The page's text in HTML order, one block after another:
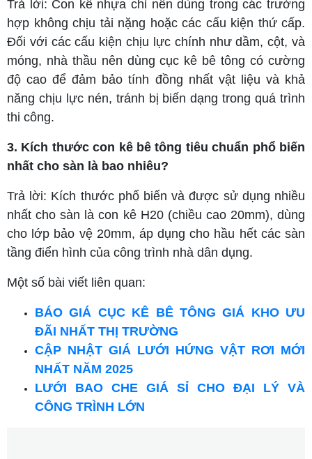
Trả lời: Con kê nhựa chỉ nên dùng trong các trường
hợp không chịu tải nặng hoặc các cấu kiện thứ cấp.
Đối với các cấu kiện chịu lực chính như dầm, cột, và
móng, nhà thầu nên dùng cục kê bê tông có cường
độ cao để đảm bảo tính đồng nhất vật liệu và khả
năng chịu lực nén, tránh bị biến dạng trong quá trình
thi công.
3. Kích thước con kê bê tông tiêu chuẩn phổ biến
nhất cho sàn là bao nhiêu?
Trả lời: Kích thước phổ biến và được sử dụng nhiều
nhất cho sàn là con kê H20 (chiều cao 20mm), dùng
cho lớp bảo vệ 20mm, áp dụng cho hầu hết các sàn
tầng điển hình của công trình nhà dân dụng.
Một số bài viết liên quan:
BÁO GIÁ CỤC KÊ BÊ TÔNG GIÁ KHO ƯU
ĐÃI NHẤT THỊ TRƯỜNG
CẬP NHẬT GIÁ LƯỚI HỨNG VẬT RƠI MỚI
NHẤT NĂM 2025
LƯỚI BAO CHE GIÁ SỈ CHO ĐẠI LÝ VÀ
CÔNG TRÌNH LỚN